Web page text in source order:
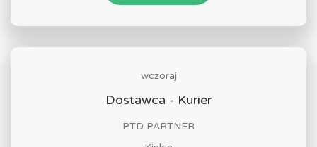
wczoraj
Dostawca - Kurier
PTD PARTNER